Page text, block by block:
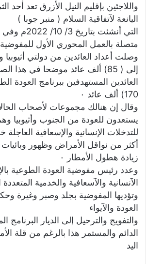
واللاجئين بإقليم النيل الأزرق تعد أحد
اليانعة لآتفاقية السلام ( منبر جوبا )
التي أنشئت
متصلة بالعمل المحوري الأول للمفوضية
وصلت أعداد العائدين من دولتي
إلى ( 85) ألف عائد موضحا في هذا
العائدين المستهدفين ببرنامج العودة
170) ألف عائد ٠
وقال إن هنالك مجموعات لأصحاب
يستعدون للعودة من الجنوب وأثيوبيا
للتدخلات الإنسانية والإسعافية
أكثر من نواقل الأمراض وظهور
زيادة هطول الأمطار ٠
وعدد رئيس مفوضية العودة الطوعية
الآنسانية والآسعافية والخدمية المتعددة
وتؤديها المفوضية بجلد وصبر وغيرة
العودة والآيواء
والتفويج والترحيل إلى الديار البرنامج
الدائم والمستمر هذا بالرغم من قلة
اليد